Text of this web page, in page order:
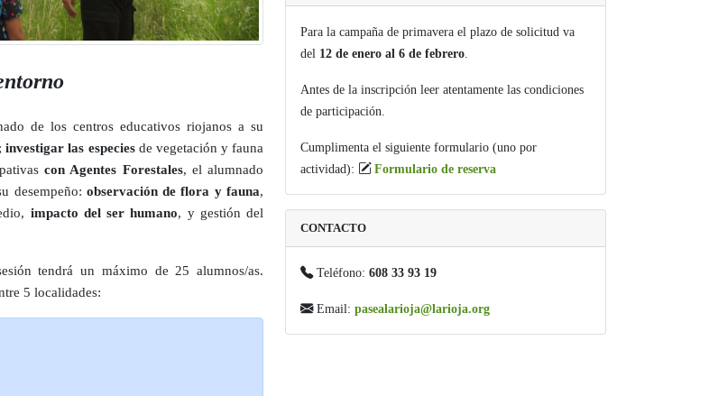
de los centros educativos riojanos a su
investigar las especiesde vegetación y fauna
con Agentes Forestales, el alumnado
desempeño: observación de flora y fauna,
impacto del ser humano, y gestión del
tendrá un máximo de 25 alumnos/as.
5 localidades:
Para la campaña de primavera el plazo de solicitud va
del 12 de enero al 6 de febrero
Antes de la inscripción leer atentamente las condiciones
de participación.
Cumplimenta el siguiente formulario (uno por
actividad):
Formulario de reserva
CONTACTO
Teléfono: 608 33 93 19
Email: pasealarioja@larioja.org